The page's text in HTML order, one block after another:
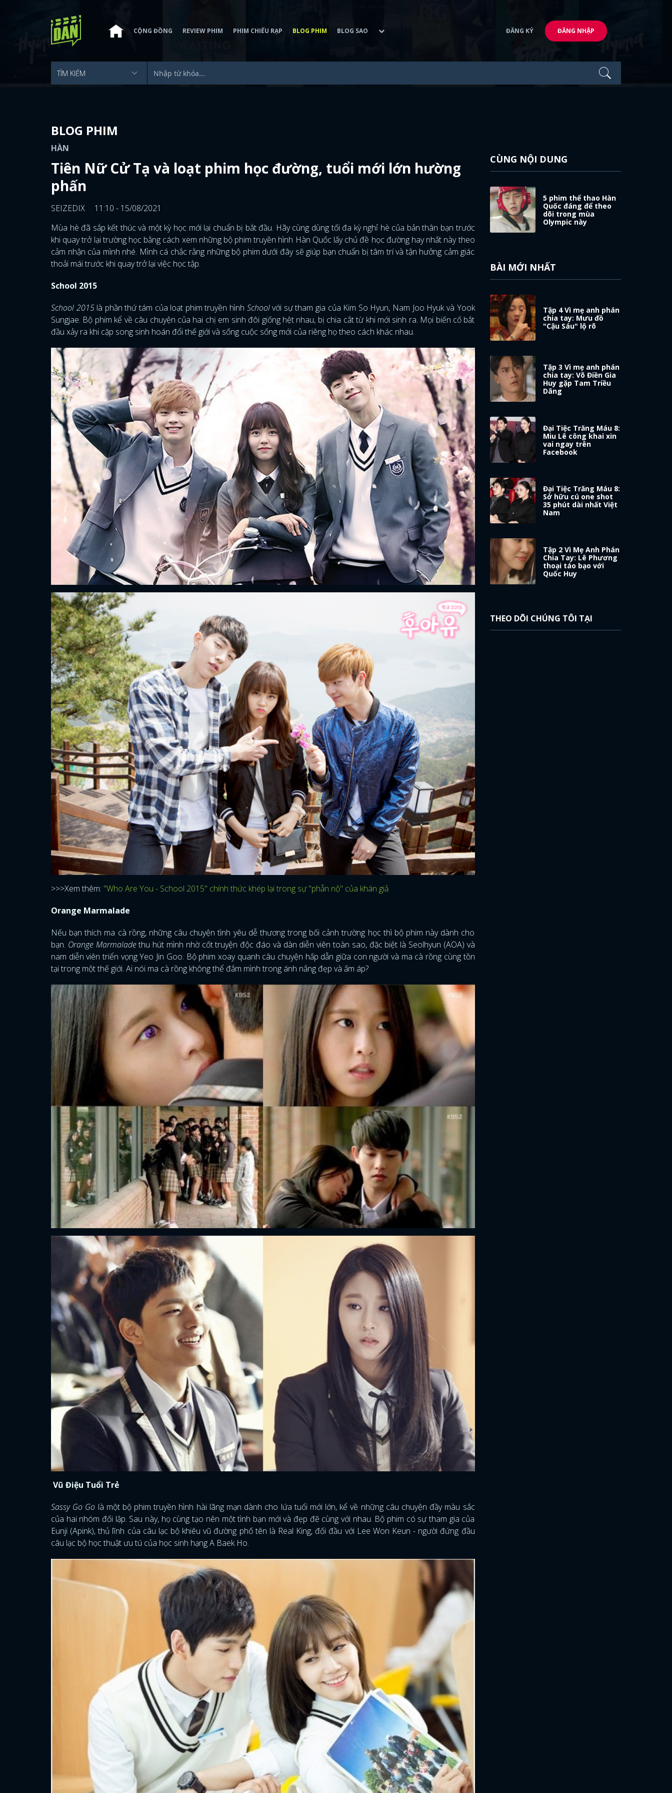
ĐĂNG NHẬP
GOOGLE
CỘNG ĐỒNG REVIEW PHIM PHIM CHIẾU RẠP BLOG PHIM BLOG SAO ĐĂNG KÝ ĐĂNG NHẬP
BLOG PHIM
HÀN
Tiên Nữ Cử Tạ và loạt phim học đường, tuổi mới lớn hường
phấn
SEIZEDIX
11:10 - 15/08/2021
Mùa hè đã sắp kết thúc và một kỳ học mới lại chuẩn bị bắt đầu. Hãy cùng dùng tối đa kỳ nghỉ hè của bản thân bạn trước
khi quay trở lại trường học bằng cách xem những bộ phim truyền hình Hàn Quốc lấy chủ đề học đường hay nhất này theo
cảm nhận của mình nhé. Mình cá chắc rằng những bộ phim dưới đây sẽ giúp bạn chuẩn bị tâm trí và tận hưởng cảm giác
thoải mái trước khi quay trở lại việc học tập.
School 2015
School 2015 là phần thứ tám của loạt phim truyền hình Schoolvới sự tham gia của Kim So Hyun, Nam Joo Hyuk và Yook
Sungjae. Bộ phim kể về câu chuyện của hai chị em sinh đôi giống hệt nhau, bị chia cắt từ khi mới sinh ra. Mọi biến cố bắt
đầu xảy ra khi cặp song sinh hoán đổi thế giới và sống cuộc sống mới của riêng họ theo cách khác nhau.
>>>Xem thêm: "Who Are You - School 2015" chính thức khép lại trong sự "phẫn nộ" của khán giả
Orange Marmalade
Nếu bạn thích ma cà rồng, những câu chuyện tình yêu dễ thương trong bối cảnh trường học thì bộ phim này dành cho
bạn. Orange Marmaladethu hút mình nhờ cốt truyện độc đáo và dàn diễn viên toàn sao, đặc biệt là Seolhyun (AOA) và
nam diễn viên triển vọng Yeo Jin Goo. Bộ phim xoay quanh câu chuyện hấp dẫn giữa con người và ma cà rồng cùng tồn
tại trong một thế giới. Ai nói ma cà rồng không thể đắm mình trong ánh nắng đẹp và ấm áp?
Vũ Điệu Tuổi Trẻ
Sassy Go Go là một bộ phim truyền hình hài lãng mạn dành cho lứa tuổi mới lớn, kể về những câu chuyện đầy màu sắc
của hai nhóm đối lập. Sau này, họ cùng tạo nên một tình bạn mới và đẹp đẽ cùng với nhau. Bộ phim có sự tham gia của
Eunji (Apink), thủ lĩnh của câu lạc bộ khiêu vũ đường phố tên là Real King, đối đầu với Lee Won Keun - người đứng đầu
câu lạc bộ học thuật ưu tú của học sinh hạng A Baek Ho.
CÙNG NỘI DUNG
5 phim thể thao Hàn
Quốc đáng để theo
dõi trong mùa
Olympic này
BÀI MỚI NHẤT
Tập 4 Vì mẹ anh phán
chia tay: Mưu đồ
"Cậu Sáu" lộ rõ
Tập 3 Vì mẹ anh phán
chia tay: Võ Điền Gia
Huy gặp Tam Triều
Dâng
Đại Tiệc Trăng Máu 8:
Miu Lê công khai xin
vai ngay trên
Facebook
Đại Tiệc Trăng Máu 8:
Sở hữu cú one shot
35 phút dài nhất Việt
Nam
Tập 2 Vì Mẹ Anh Phán
Chia Tay: Lê Phương
thoại táo bạo với
Quốc Huy
THEO DÕI CHÚNG TÔI TẠI